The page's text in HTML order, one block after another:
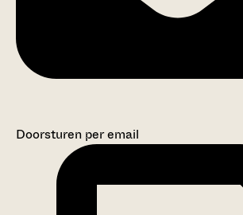
Doorsturen per email